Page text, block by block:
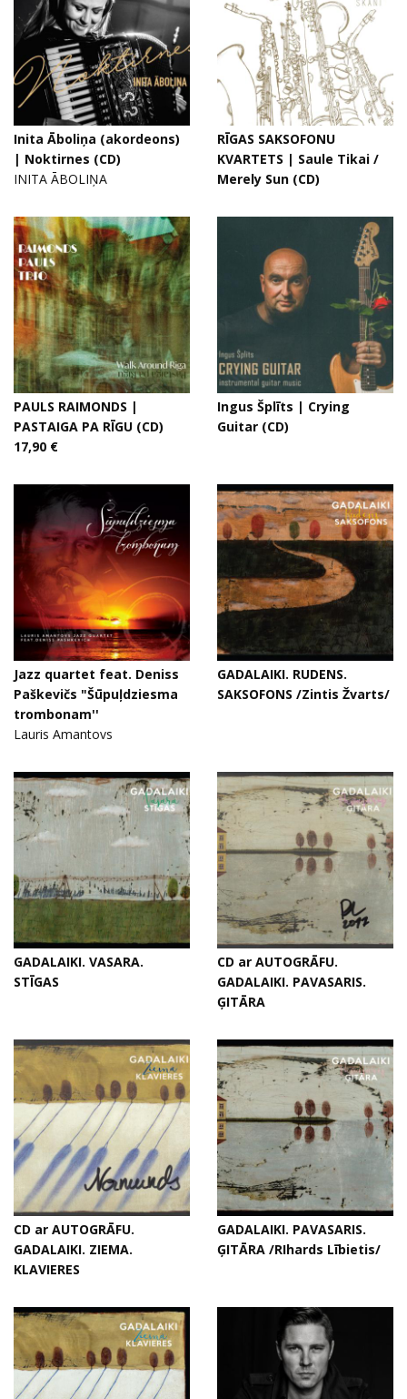
Inita Āboliņa (akordeons)
| Noktirnes (CD)
INITA ĀBOLIŅA
RĪGAS SAKSOFONU
KVARTETS | Saule Tikai /
Merely Sun (CD)
PAULS RAIMONDS |
PASTAIGA PA RĪGU (CD)
17,90 €
Ingus Šplīts | Crying
Guitar (CD)
Jazz quartet feat. Deniss
Paškevičs "Šūpuļdziesma
trombonam''
Lauris Amantovs
GADALAIKI. RUDENS.
SAKSOFONS /Zintis Žvarts/
GADALAIKI. VASARA.
STĪGAS
CD ar AUTOGRĀFU.
GADALAIKI. PAVASARIS.
ĢITĀRA
CD ar AUTOGRĀFU.
GADALAIKI. ZIEMA.
KLAVIERES
GADALAIKI. PAVASARIS.
ĢITĀRA /RIhards Lībietis/